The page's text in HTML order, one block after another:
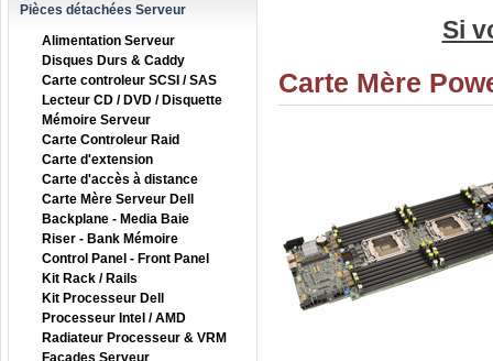
Pièces détachées Serveur
Alimentation Serveur
Disques Durs & Caddy
Carte controleur SCSI / SAS
Lecteur CD / DVD / Disquette
Mémoire Serveur
Carte Controleur Raid
Carte d'extension
Carte d'accès à distance
Carte Mère Serveur Dell
Backplane - Media Baie
Riser - Bank Mémoire
Control Panel - Front Panel
Kit Rack / Rails
Kit Processeur Dell
Processeur Intel / AMD
Radiateur Processeur & VRM
Façades Serveur
Si
Carte Mère